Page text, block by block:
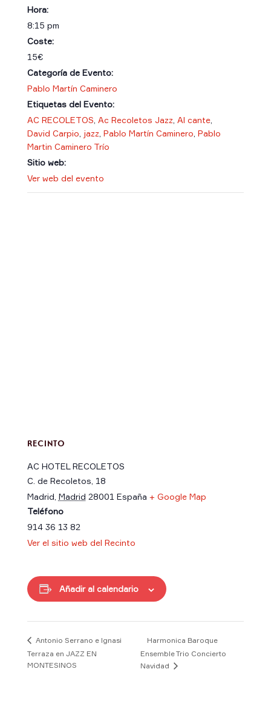
Añadir al calendario
Hora:
8:15 pm
Coste:
15€
Categoría de Evento:
Pablo Martín Caminero
Etiquetas del Evento:
AC RECOLETOS, Ac Recoletos Jazz, Al cante,
David Carpio, jazz, Pablo Martín Caminero, Pablo
Martin Caminero Trío
Sitio web:
Ver web del evento
RECINTO
AC HOTEL RECOLETOS
C. de Recoletos, 18
Madrid, Madrid 28001 España + Google Map
Teléfono
914 36 13 82
Ver el sitio web del Recinto
Antonio Serrano e Ignasi
Terraza en JAZZ EN
MONTESINOS
Harmonica Baroque
Ensemble Trio Concierto
Navidad